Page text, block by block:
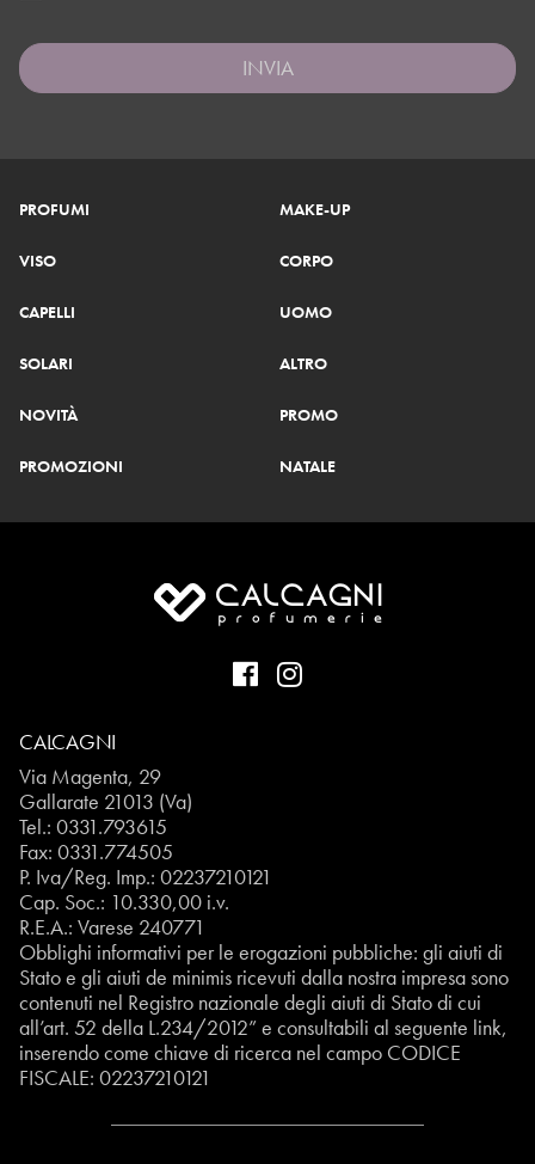
INVIA
PROFUMI MAKE-UP
VISO CORPO
CAPELLI UOMO
SOLARI ALTRO
NOVITÀ PROMO
PROMOZIONI NATALE
CALCAGNI
Via Magenta, 29
Gallarate 21013 (Va)
Tel.: 0331.793615
Fax: 0331.774505
P. Iva/Reg. Imp.: 02237210121
Cap. Soc.: 10.330,00 i.v.
R.E.A.: Varese 240771
Obblighi informativi per le erogazioni pubbliche: gli aiuti di
Stato e gli aiuti de minimis ricevuti dalla nostra impresa sono
contenuti nel Registro nazionale degli aiuti di Stato di cui
all’art. 52 della L.234/2012” e consultabili al seguente link,
inserendo come chiave di ricerca nel campo CODICE
FISCALE: 02237210121